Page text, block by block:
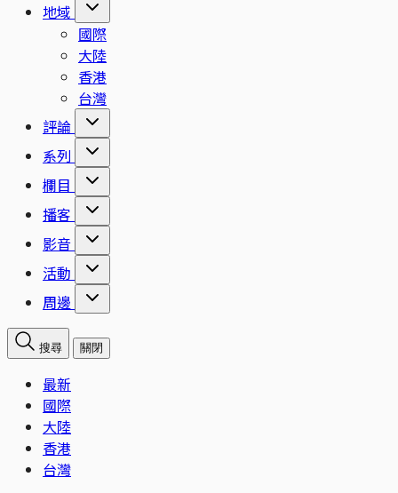
地域
國際
大陸
香港
台灣
評論
系列
欄目
播客
影音
活動
周邊
搜尋 關閉
最新
國際
大陸
香港
台灣